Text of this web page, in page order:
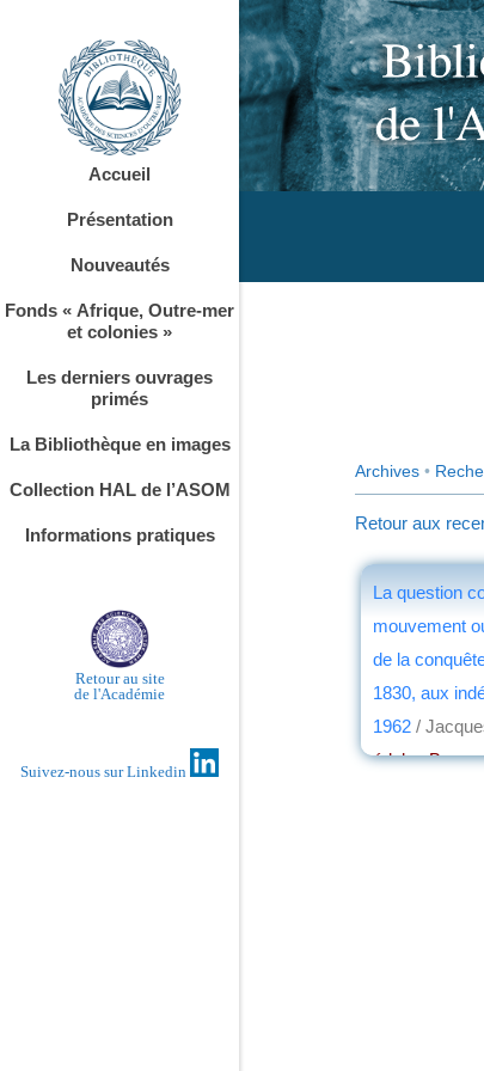
Accueil
Présentation
Nouveautés
Fonds « Afrique, Outre-mer
et colonies »
Les derniers ouvrages
primés
La Bibliothèque en images
Collection HAL de l’ASOM
Informations pratiques
Retour au site
de l'Académie
Suivez-nous sur Linkedin
Archives •
Retour aux
La question
mouvement
de la
1830, aux
1962 /
éd. les Bons